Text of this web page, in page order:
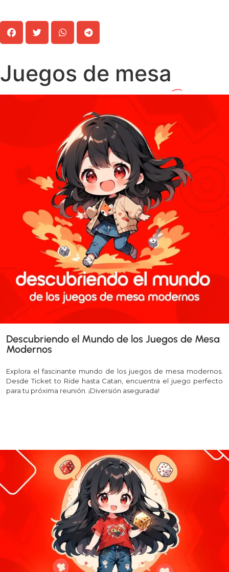
Juegos de mesa
Descubriendo el Mundo de los Juegos de Mesa
Modernos
Explora el fascinante mundo de los juegos de mesa modernos.
Desde Ticket to Ride hasta Catan, encuentra el juego perfecto
para tu próxima reunión. ¡Diversión asegurada!